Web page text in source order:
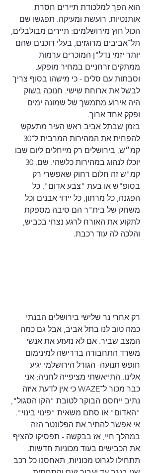
הוא הפך למלכודת תיירים חסרת
אותנטיות, רועשת ומעיקה. תפגשו שם
הכול חוץ מירושלמים: תיירים מבולבלים,
תל־אביבים מרוגזים, בעלי דוכנים שהם
יותר יזמי נדל"ן המוכרים ערמות
ממתקים זרחניים במחיר מופקע,
וסבתות עם סלים - כי מישהו בסוף צריך
לבשל את ארוחת שישי. חנוכה בשוק
היה אירוע מתמשך של שמונה ימים
ופקק אחד ארוך.
בזמן שבתל אביב ראש העיר מתעקש
קמ״ש, בירושלים רק מייחלים ליום שבו
קמ"ש זה חלום רחוק שאפשרי רק
בסופ"ש או בעת "צבע אדום". כל
הפגנה, כל מרתון, כל יידוי אבנים וכל
משחק של בית"ר הם סיבה מספקת
לתקוע את האורח לרגע נצחי בכביש,
והלכה לה עוד רכבת.
רק אחרי נר שלישי בירושלים הבנתי
כמה טוב לנו בתל אביב, אבל גם כמה
המצב שביר. אם לא נזעזע את אנשי
משרד התחבורה בדרישה למינימום
חופש תנועה- הגורל הירושלמי יגיע
אלינו. התייאשתי מציפייה לחניה; אני
כבר מכור ל־WAZE כי אין לדעת איזה
נתיב ייחסם הבוקר לטובת "הקו הסגול",
"האדום" או סתם משאית "פינוי בינוי".
אי אפשר להתיר את הפלונטר הזה
במהלך חיי, אז בבקשה - תפסיקו להציף
את הכבישים בעוד מכוניות חדשות.
תתחילו לגרוט מכוניות, תאחסנו כל רכב